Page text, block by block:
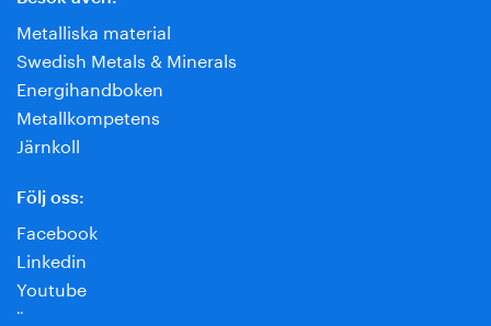
Metalliska material
Swedish Metals & Minerals
Energihandboken
Metallkompetens
Järnkoll
Följ oss:
Facebook
Linkedin
Youtube
¨